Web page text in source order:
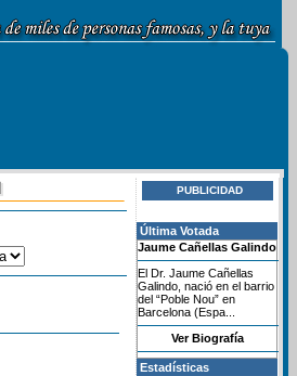
PUBLICIDAD
Última Votada
Jaume Cañellas Galindo
El Dr. Jaume Cañellas
Galindo, nació en el barrio
del “Poble Nou” en
Barcelona (Espa...
Ver Biografía
Estadísticas